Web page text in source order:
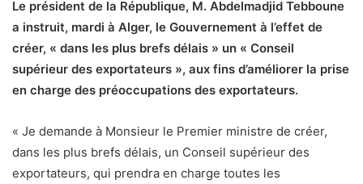
Le président de la République, M. Abdelmadjid Tebboune
a instruit, mardi à Alger, le Gouvernement à l’effet de
créer, « dans les plus brefs délais » un « Conseil
supérieur des exportateurs », aux fins d’améliorer la prise
en charge des préoccupations des exportateurs.
« Je demande à Monsieur le Premier ministre de créer,
dans les plus brefs délais, un Conseil supérieur des
exportateurs, qui prendra en charge toutes les